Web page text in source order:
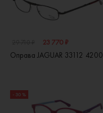
23 770 ₽
Оправа JAGUAR 33112 4200
- 30 %